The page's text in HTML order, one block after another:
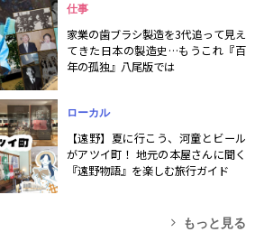
仕事
家業の歯ブラシ製造を3代追って見え
てきた日本の製造史…もうこれ『百
年の孤独』八尾版では
ローカル
【遠野】夏に行こう、河童とビール
がアツイ町！ 地元の本屋さんに聞く
『遠野物語』を楽しむ旅行ガイド
もっと見る